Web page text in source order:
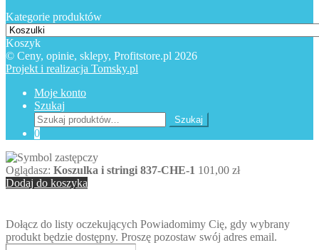
Kategorie produktów
Koszyk
© Ceny, opinie, sklepy, Profitstore.pl 2026
Projekt i realizacja Tomsky.pl
Moje konto
Szukaj
Szukaj:
Szukaj
0
Oglądasz: Koszulka i stringi 837-CHE-1 101,00 zł
Dodaj do koszyka
Dołącz do listy oczekujących Powiadomimy Cię, gdy wybrany
produkt będzie dostępny. Proszę pozostaw swój adres email.